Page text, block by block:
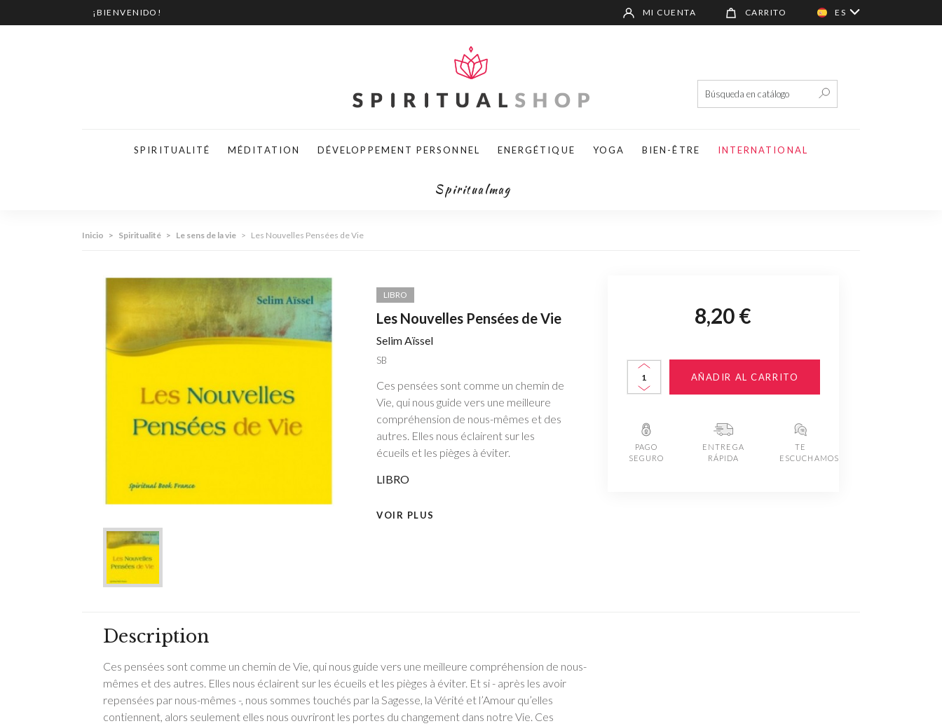
¡BIENVENIDO! MI CUENTA CARRITO ES
SPIRITUALITÉ MÉDITATION DÉVELOPPEMENT PERSONNEL ENERGÉTIQUE YOGA BIEN-ÊTRE INTERNATIONAL
Spiritualmag
Inicio > Spiritualité > Le sens de la vie > Les Nouvelles Pensées de Vie
LIBRO
Les Nouvelles Pensées de Vie
Selim Aïssel
SB
Ces pensées sont comme un chemin de
Vie, qui nous guide vers une meilleure
compréhension de nous-mêmes et des
autres. Elles nous éclairent sur les
écueils et les pièges à éviter.
LIBRO
VOIR PLUS
8,20 €
AÑADIR AL CARRITO
PAGO
SEGURO
ENTREGA
RÁPIDA
TE
ESCUCHAMOS
Description
Ces pensées sont comme un chemin de Vie, qui nous guide vers une meilleure compréhension de nous-
mêmes et des autres. Elles nous éclairent sur les écueils et les pièges à éviter. Et si - après les avoir
repensées par nous-mêmes -, nous sommes touchés par la Sagesse, la Vérité et l’Amour qu’elles
contiennent, alors seulement elles nous ouvriront les portes du changement dans notre Vie. Ces